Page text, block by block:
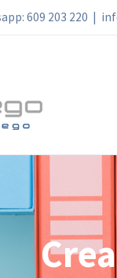
609 203 220 |